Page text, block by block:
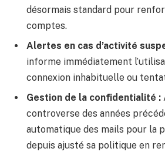
désormais standard pour
comptes.
Alertes en cas d’activité
informe immédiatement
connexion inhabituelle ou
Gestion de la confidentialité :
controverse des années
automatique des mails pour la
depuis ajusté sa politique en